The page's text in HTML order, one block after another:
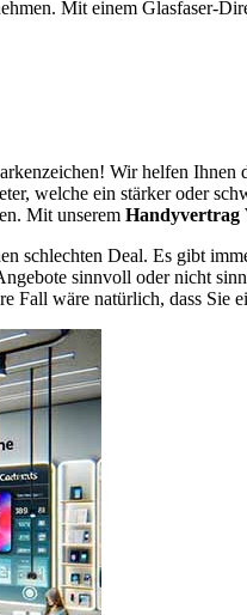
Mit einem Glasfaser-
Wir helfen Ihnen
welche ein stärker oder
Mit unserem Handyvertrag
Deal. Es gibt
sinnvoll oder nicht
Fall wäre natürlich, dass